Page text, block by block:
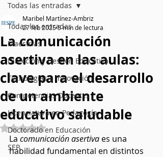
Todas las entradas
Maestrías
Dirección y Gestión Educativa
Tecnologías e Innovación
Competencias Docentes
Licenciatura en Pedagogía
Doctorado en Educación
SEP
Todas las entradas
La comunicación
asertiva en las aulas:
clave para el desarrollo
de un ambiente
educativo saludable
Maribel Martínez-Ambriz
27 feb 20255 min de lectura
Obtuvo NaN de 5 estrellas.
La comunicación asertiva es una
habilidad fundamental en distintos